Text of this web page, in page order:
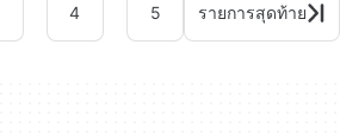
4 5 รายการสุดท้าย